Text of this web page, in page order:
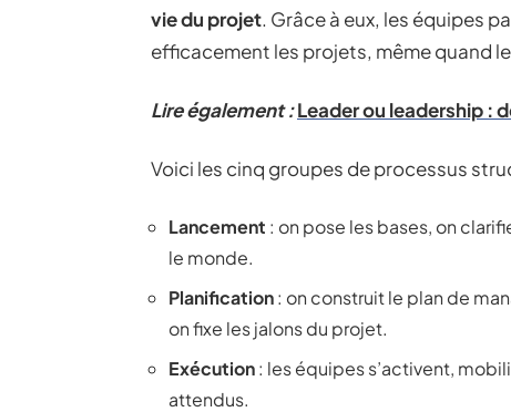
vie du projet. Grâce à eux, les équipes
efficacement les projets, même quand
Lire également :Leader ou leadership :
Voici les cinq groupes de processus
Lancement : on pose les bases, on
le monde.
Planification: on construit le plan de
on fixe les jalons du projet.
Exécution: les équipes s’activent,
attendus.